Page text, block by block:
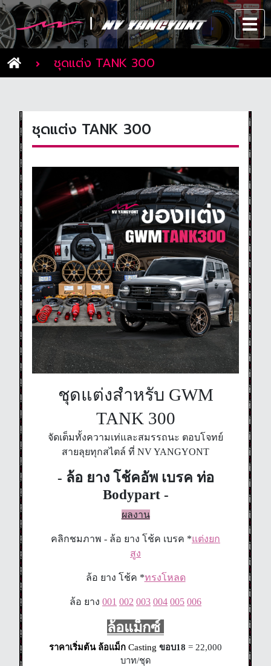
ชุดแต่ง TANK 300
ชุดแต่ง TANK 300
ชุดแต่งสำหรับ GWM
TANK 300
จัดเต็มทั้งความเท่และสมรรถนะ ตอบโจทย์
สายลุยทุกสไตล์ ที่ NV YANGYONT
- ล้อ ยาง โช้คอัพ เบรค ท่อ
Bodypart -
ผลงาน
คลิกชมภาพ - ล้อ ยาง โช้ค เบรค *แต่งยก
สูง
ล้อ ยาง โช้ค *ทรงโหลด
ล้อ ยาง 001 002 003 004 005 006
ล้อแม็กซ์
ราคาเริ่มต้น ล้อแม็ก Casting ขอบ18 = 22,000
บาท/ชุด